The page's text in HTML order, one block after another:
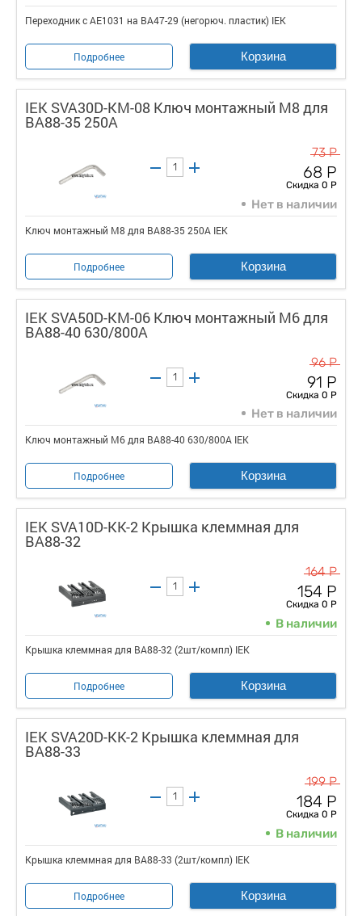
Переходник с АЕ1031 на ВА47-29 (негорюч. пластик) IEK
Подробнее Корзина
IEK SVA30D-KM-08 Ключ монтажный М8 для
ВА88-35 250A
73 Р
68 Р
Скидка 0 Р
Нет в наличии
Ключ монтажный М8 для ВА88-35 250A IEK
Подробнее Корзина
IEK SVA50D-KM-06 Ключ монтажный М6 для
ВА88-40 630/800А
96 Р
91 Р
Скидка 0 Р
Нет в наличии
Ключ монтажный М6 для ВА88-40 630/800А IEK
Подробнее Корзина
IEK SVA10D-KK-2 Крышка клеммная для
ВА88-32
164 Р
154 Р
Скидка 0 Р
В наличии
Крышка клеммная для ВА88-32 (2шт/компл) IEK
Подробнее Корзина
IEK SVA20D-KK-2 Крышка клеммная для
ВА88-33
199 Р
184 Р
Скидка 0 Р
В наличии
Крышка клеммная для ВА88-33 (2шт/компл) IEK
Подробнее Корзина